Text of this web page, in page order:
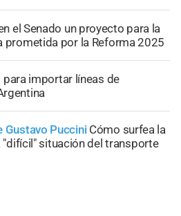
el Senado un proyecto para la
prometida por la Reforma 2025
para importar líneas de
Gustavo Puccini Cómo surfea la
"difícil" situación del transporte